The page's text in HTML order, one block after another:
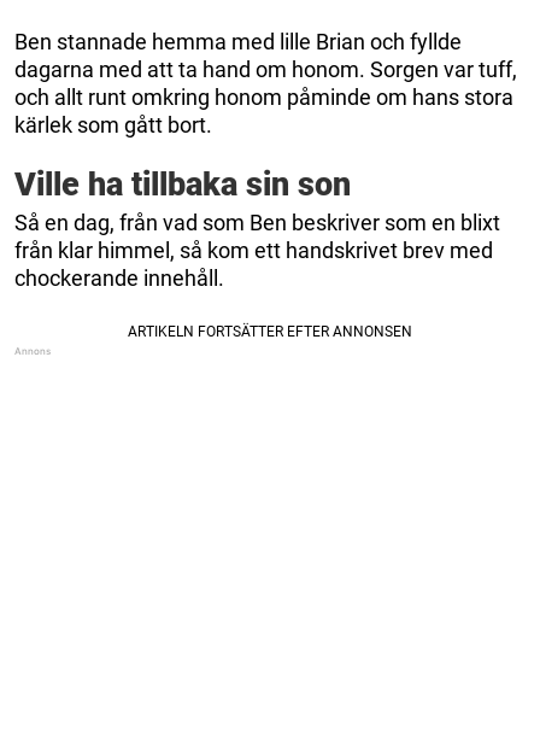
Ben stannade hemma med lille Brian och fyllde
dagarna med att ta hand om honom. Sorgen var tuff,
och allt runt omkring honom påminde om hans stora
kärlek som gått bort.
Ville ha tillbaka sin son
Så en dag, från vad som Ben beskriver som en blixt
från klar himmel, så kom ett handskrivet brev med
chockerande innehåll.